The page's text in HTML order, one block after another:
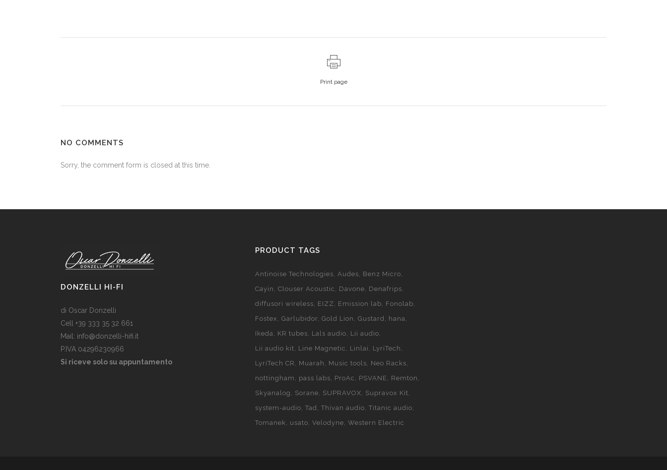
Print page
NO COMMENTS
Sorry, the comment form is closed at this time.
DONZELLI HI-FI
di Oscar Donzelli
Cell +39 333 35 32 661
Mail: info@donzelli-hifi.it
P.IVA 04296230966
Si riceve solo su appuntamento
PRODUCT TAGS
Antinoise Technologies Audes
Benz Micro
Cayin
Clouser Acoustic Davone
Denafrips
diffusori wireless
EIZZ Emission lab
Fonolab
Fostex
Garlubidor Gold Lion Gustard
hana
Ikeda
KR tubes Lals audio
Lii audio
Lii audio kit
Line Magnetic Linlai
LyriTech
LyriTech CR
Muarah Music tools
Neo Racks
nottingham
pass labs ProAc PSVANE
Remton
Skyanalog
Sorane SUPRAVOX
Supravox Kit
system-audio Tad Thivan audio Titanic audio
Tomanek
usato Velodyne Western Electric